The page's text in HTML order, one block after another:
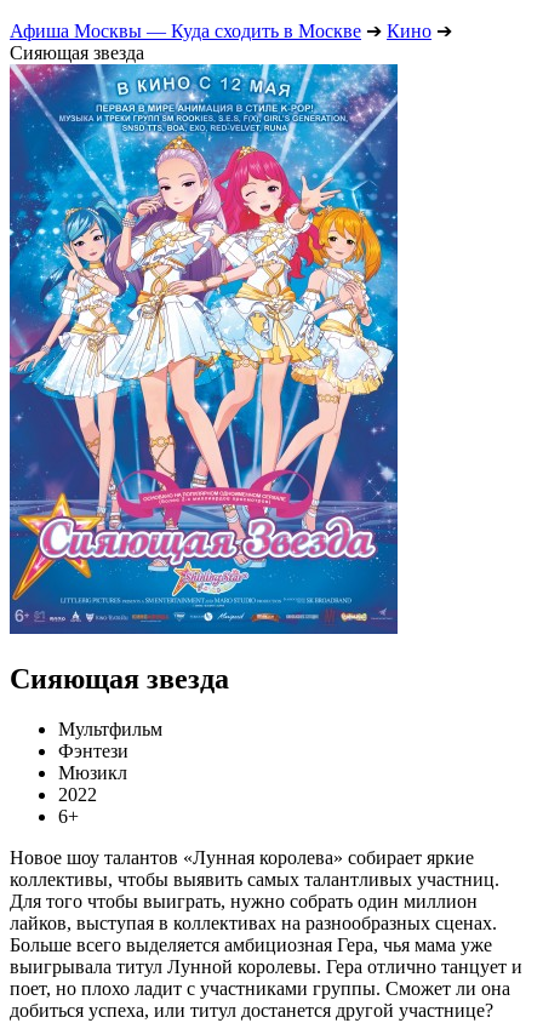
Афиша Москвы — Куда сходить в Москве ➔ Кино ➔
Сияющая звезда
Сияющая звезда
Мультфильм
Фэнтези
Мюзикл
2022
6+
Новое шоу талантов «Лунная королева» собирает яркие
коллективы, чтобы выявить самых талантливых участниц.
Для того чтобы выиграть, нужно собрать один миллион
лайков, выступая в коллективах на разнообразных сценах.
Больше всего выделяется амбициозная Гера, чья мама уже
выигрывала титул Лунной королевы. Гера отлично танцует и
поет, но плохо ладит с участниками группы. Сможет ли она
добиться успеха, или титул достанется другой участнице?